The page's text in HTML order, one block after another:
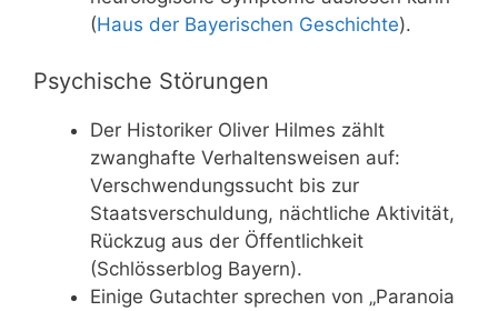
(Haus der Bayerischen Geschichte).
Psychische Störungen
Der Historiker Oliver Hilmes zählt
zwanghafte Verhaltensweisen auf:
Verschwendungssucht bis zur
Staatsverschuldung, nächtliche Aktivität,
Rückzug aus der Öffentlichkeit
(Schlösserblog Bayern).
Einige Gutachter sprechen von „Paranoia